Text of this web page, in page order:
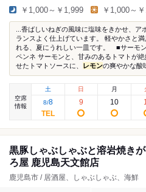
￥1,000～￥1,999 ￥1,000～
...香ばしいねぎの風味に塩味をきかせ、ア
ランスよく仕上げています。 軽やかさと
れる、夏にうれしい一皿です。 ■サーモ
ペンネ サーモンと、甘みのあるトマトが
せたトマトソースに、
レモンの爽やかな酸
空席
情報
土
8/8
日
9
月
10
黒豚しゃぶしゃぶと溶岩焼き
ろ屋 鹿児島天文館店
鹿児島市 / 居酒屋、しゃぶしゃぶ、海鮮